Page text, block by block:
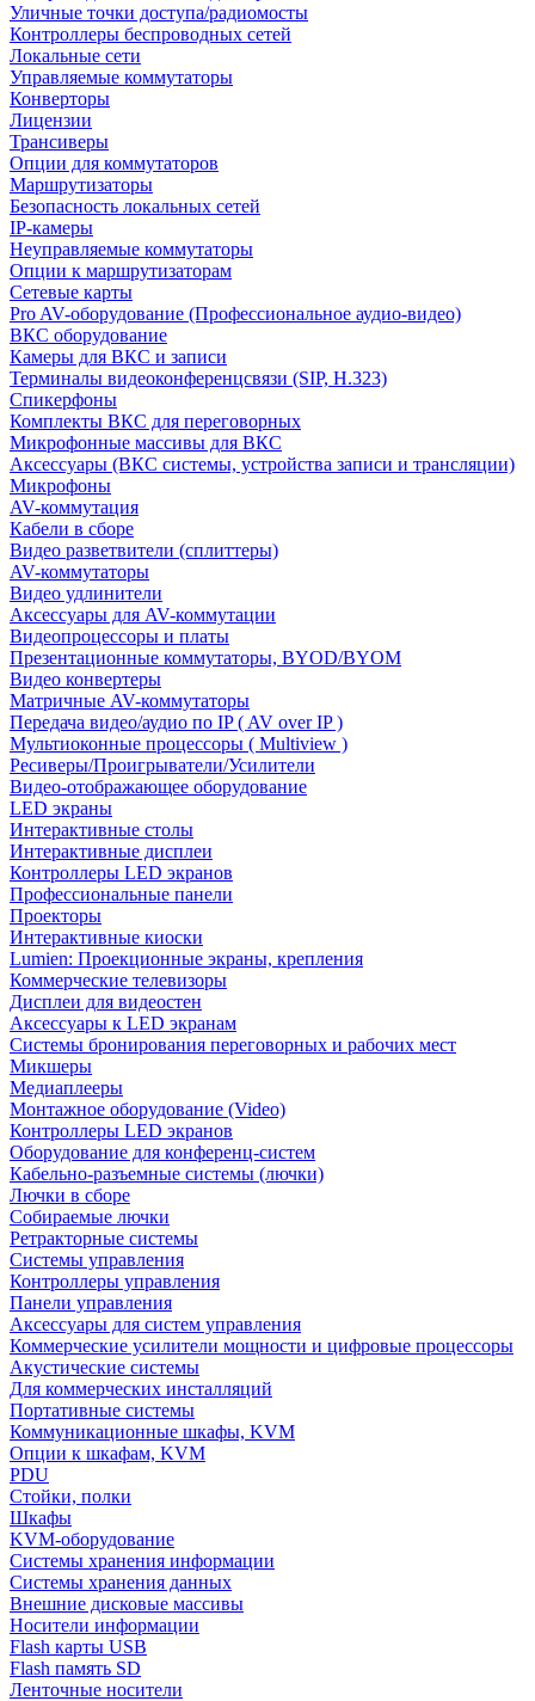
Уличные точки доступа/радиомосты
Контроллеры беспроводных сетей
Локальные сети
Управляемые коммутаторы
Конверторы
Лицензии
Трансиверы
Опции для коммутаторов
Маршрутизаторы
Безопасность локальных сетей
IP-камеры
Неуправляемые коммутаторы
Опции к маршрутизаторам
Сетевые карты
Pro AV-оборудование (Профессиональное аудио-видео)
ВКС оборудование
Камеры для ВКС и записи
Терминалы видеоконференцсвязи (SIP, H.323)
Спикерфоны
Комплекты ВКС для переговорных
Микрофонные массивы для ВКС
Аксессуары (ВКС системы, устройства записи и трансляции)
Микрофоны
AV-коммутация
Кабели в сборе
Видео разветвители (сплиттеры)
AV-коммутаторы
Видео удлинители
Аксессуары для AV-коммутации
Видеопроцессоры и платы
Презентационные коммутаторы, BYOD/BYOM
Видео конвертеры
Матричные AV-коммутаторы
Передача видео/аудио по IP ( AV over IP )
Мультиоконные процессоры ( Multiview )
Ресиверы/Проигрыватели/Усилители
Видео-отображающее оборудование
LED экраны
Интерактивные столы
Интерактивные дисплеи
Контроллеры LED экранов
Профессиональные панели
Проекторы
Интерактивные киоски
Lumien: Проекционные экраны, крепления
Коммерческие телевизоры
Дисплеи для видеостен
Аксессуары к LED экранам
Системы бронирования переговорных и рабочих мест
Микшеры
Медиаплееры
Монтажное оборудование (Video)
Контроллеры LED экранов
Оборудование для конференц-систем
Кабельно-разъемные системы (лючки)
Лючки в сборе
Собираемые лючки
Ретракторные системы
Системы управления
Контроллеры управления
Панели управления
Аксессуары для систем управления
Коммерческие усилители мощности и цифровые процессоры
Акустические системы
Для коммерческих инсталляций
Портативные системы
Коммуникационные шкафы, KVM
Опции к шкафам, KVM
PDU
Стойки, полки
Шкафы
KVM-оборудование
Системы хранения информации
Системы хранения данных
Внешние дисковые массивы
Носители информации
Flash карты USB
Flash память SD
Ленточные носители